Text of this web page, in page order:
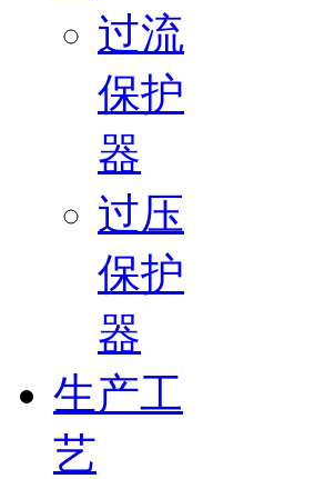
过流
保护
器
过压
保护
器
生产工
艺